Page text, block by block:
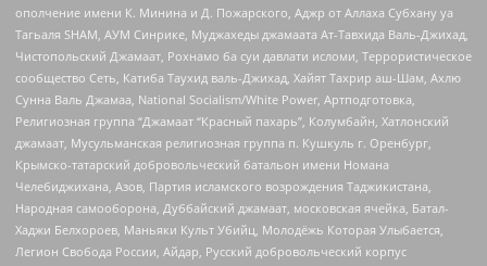
ополчение имени К. Минина и Д. Пожарского, Аджр от Аллаха Субхану уа
Тагьаля SHAM, АУМ Синрике, Муджахеды джамаата Ат-Тавхида Валь-Джихад,
Чистопольский Джамаат, Рохнамо ба суи давлати исломи, Террористическое
сообщество Сеть, Катиба Таухид валь-Джихад, Хайят Тахрир аш-Шам, Ахлю
Сунна Валь Джамаа, National Socialism/White Power, Артподготовка,
Религиозная группа “Джамаат “Красный пахарь”, Колумбайн, Хатлонский
джамаат, Мусульманская религиозная группа п. Кушкуль г. Оренбург,
Крымско-татарский добровольческий батальон имени Номана
Челебиджихана, Азов, Партия исламского возрождения Таджикистана,
Народная самооборона, Дуббайский джамаат, московская ячейка, Батал-
Хаджи Белхороев, Маньяки Культ Убийц, Молодёжь Которая Улыбается,
Легион Свобода России, Айдар, Русский добровольческий корпус